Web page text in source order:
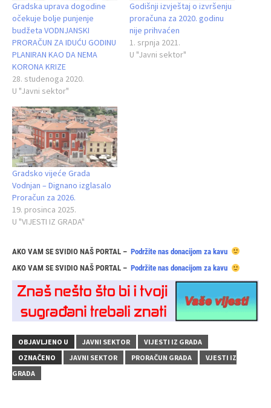
Gradska uprava dogodine
očekuje bolje punjenje
budžeta VODNJANSKI
PRORAČUN ZA IDUĆU GODINU
PLANIRAN KAO DA NEMA
KORONA KRIZE
28. studenoga 2020.
U "Javni sektor"
Godišnji izvještaj o izvršenju
proračuna za 2020. godinu
nije prihvaćen
1. srpnja 2021.
U "Javni sektor"
Gradsko vijeće Grada
Vodnjan – Dignano izglasalo
Proračun za 2026.
19. prosinca 2025.
U "VIJESTI IZ GRADA"
AKO VAM SE SVIDIO NAŠ PORTAL – Podržite nas donacijom za kavu
AKO VAM SE SVIDIO NAŠ PORTAL – Podržite nas donacijom za kavu
OBJAVLJENO U JAVNI SEKTOR
VIJESTI IZ GRADA
OZNAČENO
JAVNI SEKTOR PRORAČUN GRADA
VJESTI IZ
GRADA